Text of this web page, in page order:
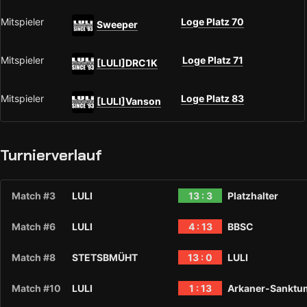
Mitspieler Sweeper Loge Platz 70
Mitspieler [LULI]DRC1K Loge Platz 71
Mitspieler [LULI]Vanson Loge Platz 83
Turnierverlauf
Match #3 LULI 13 : 3 Platzhalter
Match #6 LULI 4 : 13 BBSC
Match #8 STETSBMÜHT 13 : 0 LULI
Match #10 LULI 1 : 13 Arkaner-